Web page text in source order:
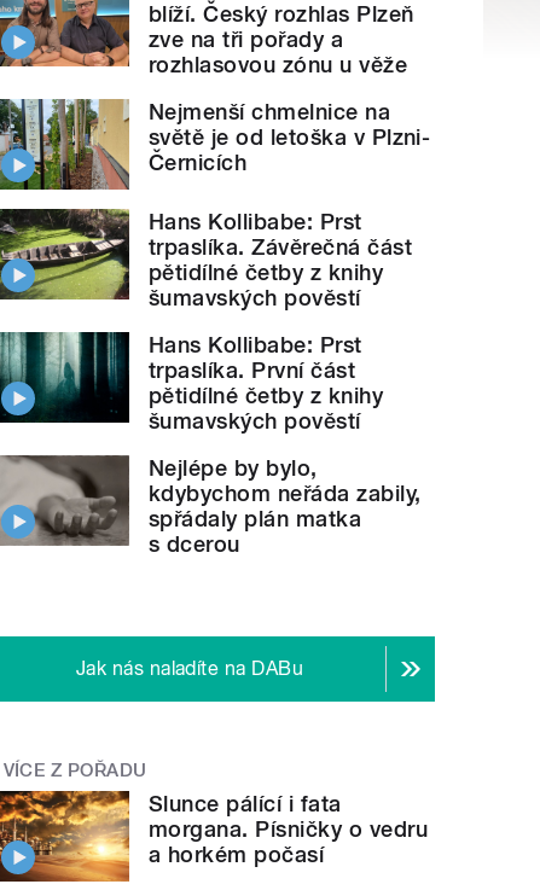
blíží. Český rozhlas Plzeň
zve na tři pořady a
rozhlasovou zónu u věže
Nejmenší chmelnice na
světě je od letoška v Plzni-
Černicích
Hans Kollibabe: Prst
trpaslíka. Závěrečná část
pětidílné četby z knihy
šumavských pověstí
Hans Kollibabe: Prst
trpaslíka. První část
pětidílné četby z knihy
šumavských pověstí
Nejlépe by bylo,
kdybychom neřáda zabily,
spřádaly plán matka
s dcerou
Jak nás naladíte na DABu
VÍCE Z POŘADU
Slunce pálící i fata
morgana. Písničky o vedru
a horkém počasí